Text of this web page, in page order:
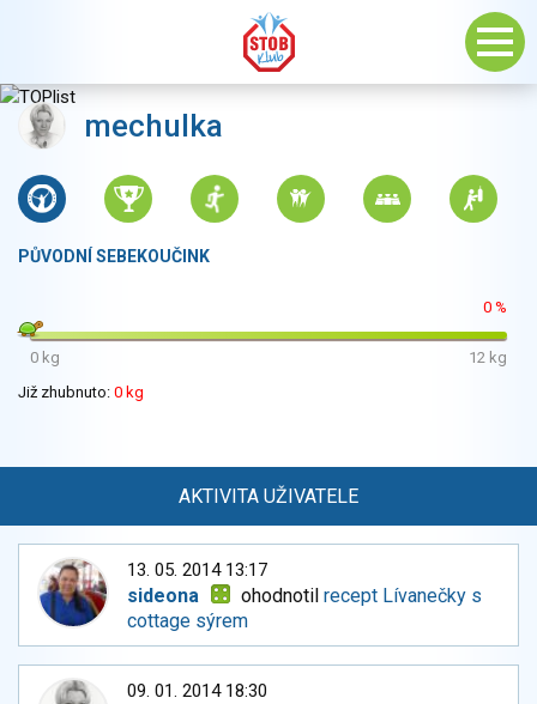
mechulka
PŮVODNÍ SEBEKOUČINK
0 %
0 kg
12 kg
Již zhubnuto: 0 kg
AKTIVITA UŽIVATELE
13. 05. 2014 13:17
sideona ohodnotilrecept Lívanečky s
cottage sýrem
09. 01. 2014 18:30